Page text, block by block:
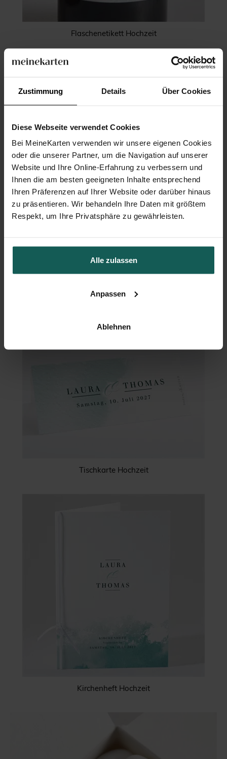
Zustimmung Details Über Cookies
Diese Webseite verwendet Cookies
Bei MeineKarten verwenden wir unsere eigenen Cookies
oder die unserer Partner, um die Navigation auf unserer
Website und Ihre Online-Erfahrung zu verbessern und
Ihnen die am besten geeigneten Inhalte entsprechend
Ihren Präferenzen auf Ihrer Website oder darüber hinaus
zu präsentieren. Wir behandeln Ihre Daten mit größtem
Respekt, um Ihre Privatsphäre zu gewährleisten.
Alle zulassen
Anpassen
Ablehnen
Flaschenetikett Hochzeit
Tischkarte Hochzeit
Kirchenheft Hochzeit